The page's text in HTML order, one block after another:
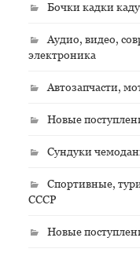
Бочки кадки
Аудио, видео,
электроника
Автозапчасти,
Новые
Сундуки
Спортивные,
СССР
Новые